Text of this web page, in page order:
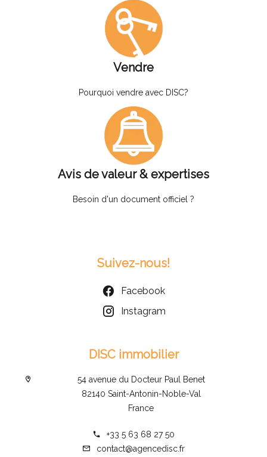
Vendre
Pourquoi vendre avec DISC?
Avis de valeur & expertises
Besoin d'un document officiel ?
Suivez-nous!
Facebook
Instagram
DISC immobilier
54 avenue du Docteur Paul Benet
82140 Saint-Antonin-Noble-Val
France
+33 5 63 68 27 50
contact@agencedisc.fr